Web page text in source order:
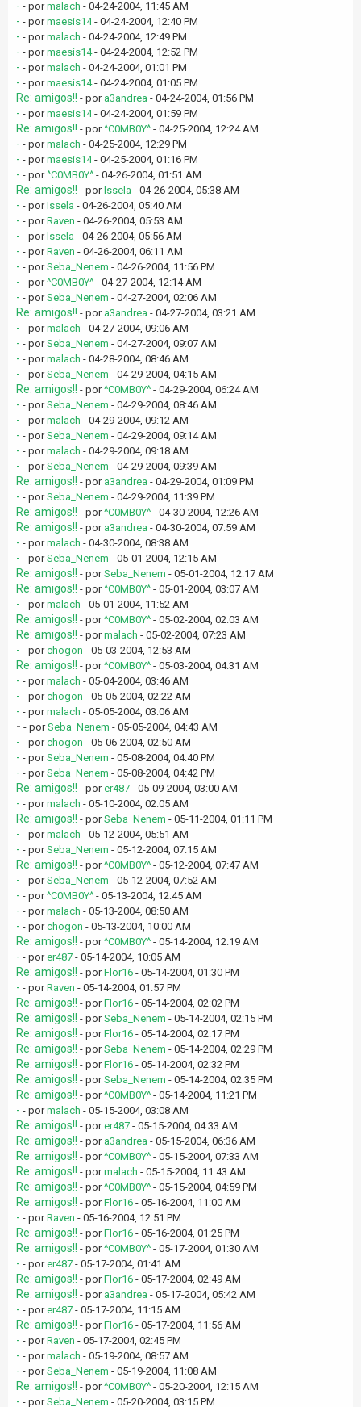
- - pormalach - 04-24-2004, 11:45 AM
- - pormaesis14- 04-24-2004, 12:40 PM
- - pormalach - 04-24-2004, 12:49 PM
- - pormaesis14- 04-24-2004, 12:52 PM
- - pormalach - 04-24-2004, 01:01 PM
- - pormaesis14- 04-24-2004, 01:05 PM
Re: amigos!! - por a3andrea - 04-24-2004, 01:56 PM
- - pormaesis14- 04-24-2004, 01:59 PM
Re: amigos!! - por^C0MB0Y^ - 04-25-2004, 12:24 AM
- - pormalach - 04-25-2004, 12:29 PM
- - pormaesis14- 04-25-2004, 01:16 PM
- - por^C0MB0Y^ - 04-26-2004, 01:51 AM
Re: amigos!! - porIssela - 04-26-2004, 05:38 AM
- - porIssela - 04-26-2004, 05:40 AM
- - porRaven - 04-26-2004, 05:53 AM
- - porIssela - 04-26-2004, 05:56 AM
- - porRaven - 04-26-2004, 06:11 AM
- - porSeba_Nenem - 04-26-2004, 11:56 PM
- - por^C0MB0Y^ - 04-27-2004, 12:14 AM
- - porSeba_Nenem - 04-27-2004, 02:06 AM
Re: amigos!! - por a3andrea - 04-27-2004, 03:21 AM
- - pormalach - 04-27-2004, 09:06 AM
- - porSeba_Nenem - 04-27-2004, 09:07 AM
- - pormalach - 04-28-2004, 08:46 AM
- - porSeba_Nenem - 04-29-2004, 04:15 AM
Re: amigos!! - por^C0MB0Y^ - 04-29-2004, 06:24 AM
- - porSeba_Nenem - 04-29-2004, 08:46 AM
- - pormalach - 04-29-2004, 09:12 AM
- - porSeba_Nenem - 04-29-2004, 09:14 AM
- - pormalach - 04-29-2004, 09:18 AM
- - porSeba_Nenem - 04-29-2004, 09:39 AM
Re: amigos!! - por a3andrea - 04-29-2004, 01:09 PM
- - porSeba_Nenem - 04-29-2004, 11:39 PM
Re: amigos!! - por^C0MB0Y^ - 04-30-2004, 12:26 AM
Re: amigos!! - por a3andrea - 04-30-2004, 07:59 AM
- - pormalach - 04-30-2004, 08:38 AM
- - porSeba_Nenem - 05-01-2004, 12:15 AM
Re: amigos!! - porSeba_Nenem - 05-01-2004, 12:17 AM
Re: amigos!! - por^C0MB0Y^ - 05-01-2004, 03:07 AM
- - pormalach - 05-01-2004, 11:52 AM
Re: amigos!! - por^C0MB0Y^ - 05-02-2004, 02:03 AM
Re: amigos!! - pormalach - 05-02-2004, 07:23 AM
- - porchogon - 05-03-2004, 12:53 AM
Re: amigos!! - por^C0MB0Y^ - 05-03-2004, 04:31 AM
- - pormalach - 05-04-2004, 03:46 AM
- - porchogon - 05-05-2004, 02:22 AM
- - pormalach - 05-05-2004, 03:06 AM
- - porSeba_Nenem - 05-05-2004, 04:43 AM
- - porchogon - 05-06-2004, 02:50 AM
- - porSeba_Nenem - 05-08-2004, 04:40 PM
- - porSeba_Nenem - 05-08-2004, 04:42 PM
Re: amigos!! - porer487 - 05-09-2004, 03:00 AM
- - pormalach - 05-10-2004, 02:05 AM
Re: amigos!! - porSeba_Nenem - 05-11-2004, 01:11 PM
- - pormalach - 05-12-2004, 05:51 AM
- - porSeba_Nenem - 05-12-2004, 07:15 AM
Re: amigos!! - por^C0MB0Y^ - 05-12-2004, 07:47 AM
- - porSeba_Nenem - 05-12-2004, 07:52 AM
- - por^C0MB0Y^ - 05-13-2004, 12:45 AM
- - pormalach - 05-13-2004, 08:50 AM
- - porchogon - 05-13-2004, 10:00 AM
Re: amigos!! - por^C0MB0Y^ - 05-14-2004, 12:19 AM
- - porer487 - 05-14-2004, 10:05 AM
Re: amigos!! - porFlor16 - 05-14-2004, 01:30 PM
- - porRaven - 05-14-2004, 01:57 PM
Re: amigos!! - porFlor16 - 05-14-2004, 02:02 PM
Re: amigos!! - porSeba_Nenem - 05-14-2004, 02:15 PM
Re: amigos!! - porFlor16 - 05-14-2004, 02:17 PM
Re: amigos!! - porSeba_Nenem - 05-14-2004, 02:29 PM
Re: amigos!! - porFlor16 - 05-14-2004, 02:32 PM
Re: amigos!! - porSeba_Nenem - 05-14-2004, 02:35 PM
Re: amigos!! - por^C0MB0Y^ - 05-14-2004, 11:21 PM
- - pormalach - 05-15-2004, 03:08 AM
Re: amigos!! - porer487 - 05-15-2004, 04:33 AM
Re: amigos!! - por a3andrea - 05-15-2004, 06:36 AM
Re: amigos!! - por^C0MB0Y^ - 05-15-2004, 07:33 AM
Re: amigos!! - pormalach - 05-15-2004, 11:43 AM
Re: amigos!! - por^C0MB0Y^ - 05-15-2004, 04:59 PM
Re: amigos!! - porFlor16 - 05-16-2004, 11:00 AM
- - porRaven - 05-16-2004, 12:51 PM
Re: amigos!! - porFlor16 - 05-16-2004, 01:25 PM
Re: amigos!! - por^C0MB0Y^ - 05-17-2004, 01:30 AM
- - porer487 - 05-17-2004, 01:41 AM
Re: amigos!! - porFlor16 - 05-17-2004, 02:49 AM
Re: amigos!! - por a3andrea - 05-17-2004, 05:42 AM
- - porer487 - 05-17-2004, 11:15 AM
Re: amigos!! - porFlor16 - 05-17-2004, 11:56 AM
- - porRaven - 05-17-2004, 02:45 PM
- - pormalach - 05-19-2004, 08:57 AM
- - porSeba_Nenem - 05-19-2004, 11:08 AM
Re: amigos!! - por^C0MB0Y^ - 05-20-2004, 12:15 AM
- - porSeba_Nenem - 05-20-2004, 03:15 PM